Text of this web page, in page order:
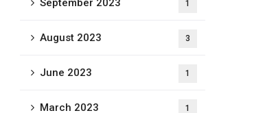
September 2023 1
August 2023 3
June 2023 1
March 2023 1